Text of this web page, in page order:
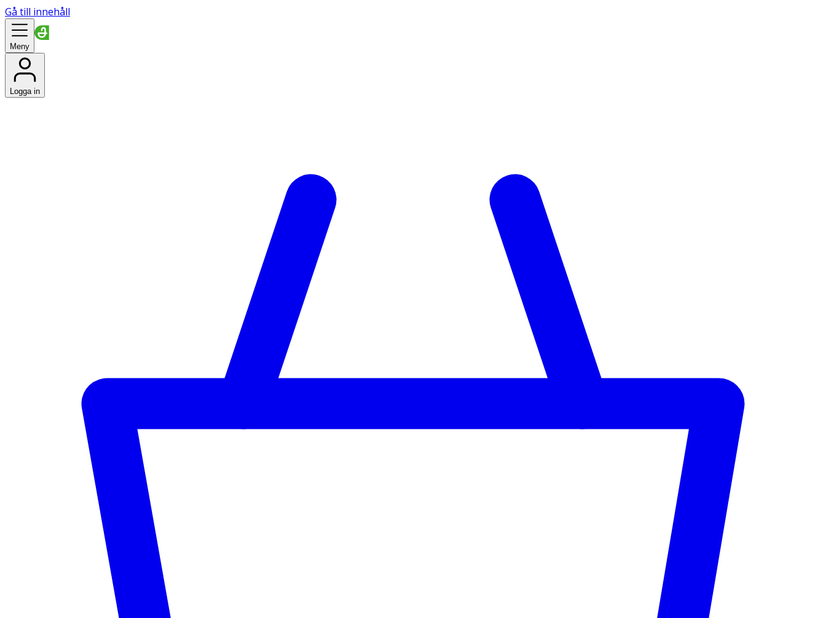
Gå till innehåll
Meny
Logga in